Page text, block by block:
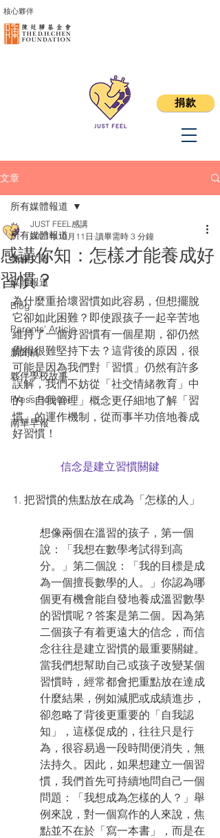
捐款
核心夥伴
文章
所有媒體報道
專欄文章
媒體報道
Blog
Parents' Article
新聞稿
夥伴學校故事
Press Release
南華早報
所有媒體報道
感講你知：怎樣才能養成好
習慣？
JUST FEEL感講
2021年10月11日 讀畢需時 3 分鐘
為什麼重拾壞習慣如此容易，但想擺脫
它卻如此困難？即使跟孩子一起辛苦地
維持了一個好習慣有一個星期，卻仍然
覺得很難堅持下去？這背後的原因，很
可能是因為我們對「習慣」仍然有許多
誤解，我們不妨從「社交情緒教育」中
的「自我管理」概念更仔細地了解「習
慣」的運作機制，從而事半功倍地養成
好習慣！
信念是建立習慣關鍵
1. 把習慣的焦點放在成為「怎樣的人」
想像兩個在溫習的孩子，第一個
說：「我想在數學考試得到高
分。」第二個說：「我的目標是成
為一個擅長數學的人。」你認為哪
個更有機會能自發地養成溫習數學
的習慣呢？答案是第二個。因為第
二個孩子有着更遠大的信念，而信
念往往是建立習慣的最重要關鍵。
當我們想幫助自己或孩子改變某個
習慣時，經常都會把重點放在達成
什麼結果，例如減肥或成績進步，
卻忽略了背後更重要的「自我認
知」，這樣促成的，往往只是行
為，很容易過一段時間便消失，無
法持久。因此，如果想建立一個習
慣，我們首先可持續地問自己一個
問題：「我想成為怎樣的人？」舉
例來說，對一個寫作的人來說，焦
點並不在於「寫一本書」，而是在